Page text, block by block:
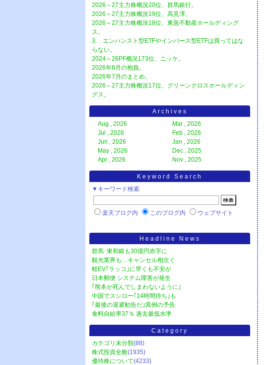
2026～27主力株概況20位、群馬銀行。
2026～27主力株概況19位、高見澤。
2026～27主力株概況18位、東急不動産ホールディング
ス。
3. エンハンスト型ETFやインバース型ETFは買ってはな
らない。
2024～26PF概況173位、ニッケ。
2026年8月の抱負。
2026年7月のまとめ。
2026～27主力株概況17位、グリーンクロスホールディン
グス。
Archives
Aug , 2026
Jul , 2026
Jun , 2026
May , 2026
Apr , 2026
Mar , 2026
Feb , 2026
Jan , 2026
Dec , 2025
Nov , 2025
Keyword Search
▼キーワード検索
楽天ブログ内 このブログ内 ウェブサイト
Headline News
群馬･東和銀も30億円赤字に
観光業界も…キャンセル相次ぐ
軽EV｢ラッコ｣に早くも不安が
日本郵便 システム障害が発生
｢熊本が死んでしまわないように｣
中国でスシロー｢14時間待ち｣も
｢最後の退避勧告だ｣異例の予告
食料自給率37％ 過去最低水準
Category
カテゴリ未分類(88)
株式投資全般(1935)
優待株について(4233)